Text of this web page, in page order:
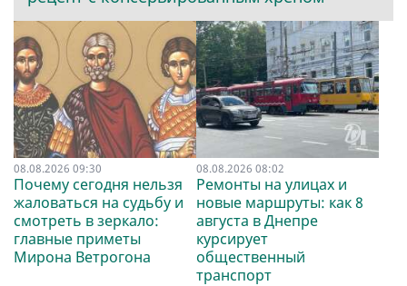
08.08.2026 09:30
Почему сегодня нельзя
жаловаться на судьбу и
смотреть в зеркало:
главные приметы
Мирона Ветрогона
08.08.2026 08:02
Ремонты на улицах и
новые маршруты: как 8
августа в Днепре
курсирует
общественный
транспорт